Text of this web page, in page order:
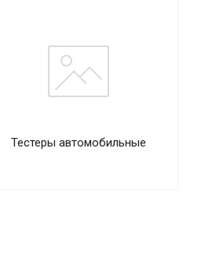
Тестеры автомобильные